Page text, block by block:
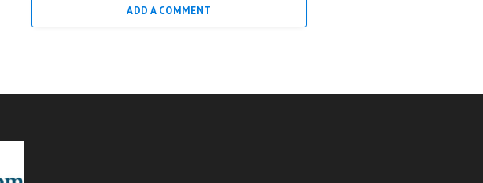
ADD A COMMENT